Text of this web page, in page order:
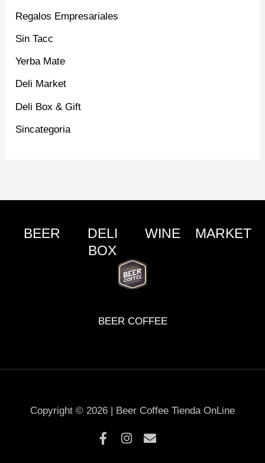
Regalos Empresariales
Sin Tacc
Yerba Mate
Deli Market
Deli Box & Gift
Sincategoria
BEER
DELI
BOX
WINE MARKET
BEER COFFEE
Copyright © 2026 | Beer Coffee Tienda OnLine